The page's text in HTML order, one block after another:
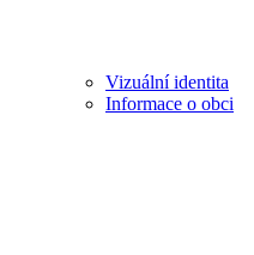
Vizuální identita
Informace o obci